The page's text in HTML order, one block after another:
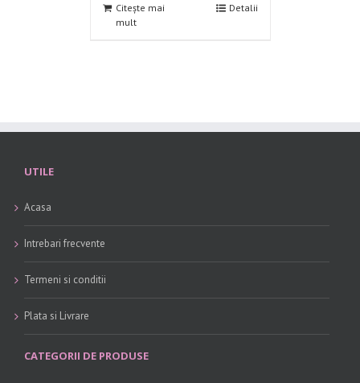
Citește mai
mult
Detalii
UTILE
Acasa
Intrebari frecvente
Termeni si conditii
Plata si Livrare
CATEGORII DE PRODUSE